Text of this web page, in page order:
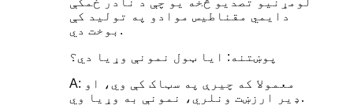
دایمي مقناطیس موادو په تولید کې
بوخت دي.
پوښتنه: ایا ټول نمونې وړیا دي؟
A: معمولا که چیرې په سټاک کې وي، او
ډیر ارزښت ونلري، نمونې به وړیا وي.